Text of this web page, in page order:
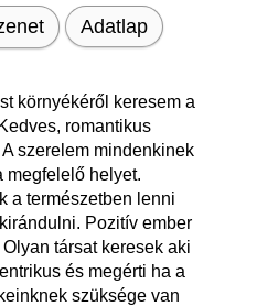
Adatlap
környékéről keresem a
romantikus
szerelem mindenkinek
megfelelő helyet.
a természetben lenni
Pozitív ember
társat keresek aki
és megérti ha a
szüksége van